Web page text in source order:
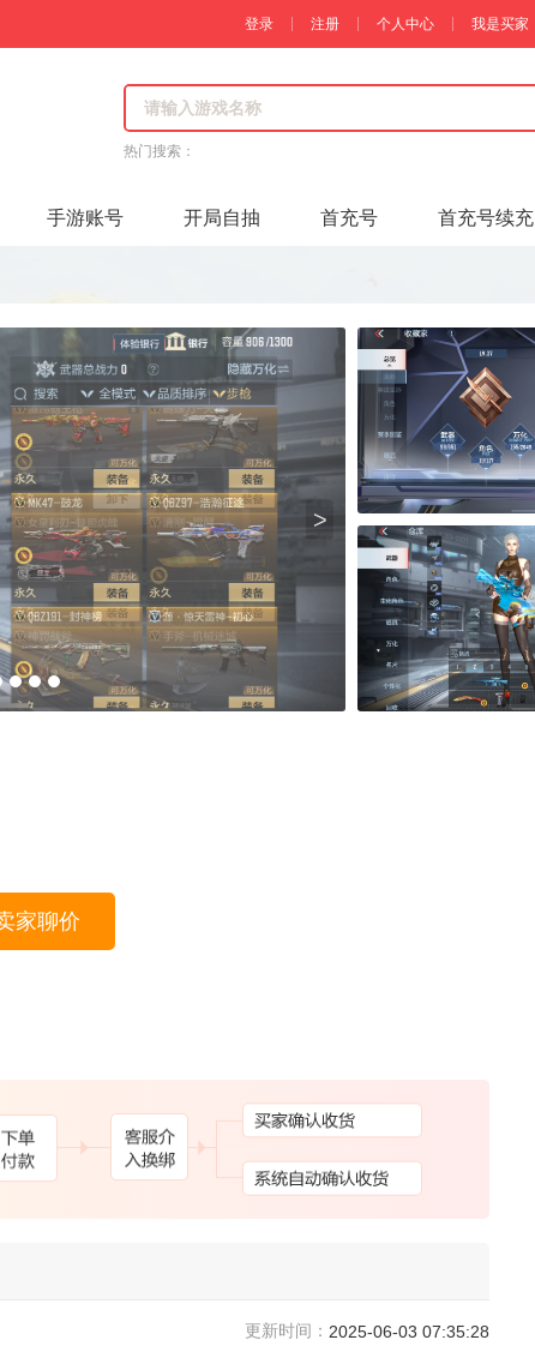
登录 注册 个人中心 我是买家
热门搜索：
手游账号 开局自抽 首充号 首充号续充
>
家聊价
更新时间： 2025-06-03 07:35:28